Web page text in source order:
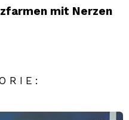
mit Nerzen